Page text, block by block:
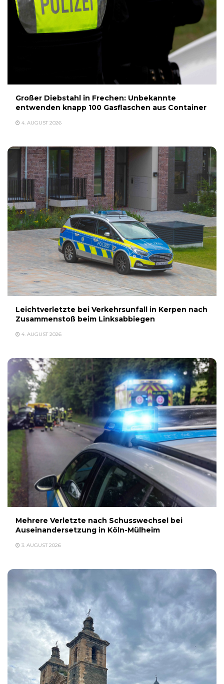
Großer Diebstahl in Frechen: Unbekannte
entwenden knapp 100 Gasflaschen aus Container
4. AUGUST 2026
Leichtverletzte bei Verkehrsunfall in Kerpen nach
Zusammenstoß beim Linksabbiegen
4. AUGUST 2026
Mehrere Verletzte nach Schusswechsel bei
Auseinandersetzung in Köln-Mülheim
3. AUGUST 2026